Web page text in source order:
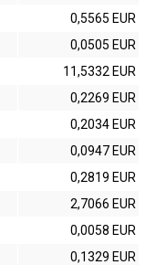
0,5565 EUR
0,0505 EUR
11,5332 EUR
0,2269 EUR
0,2034 EUR
0,0947 EUR
0,2819 EUR
2,7066 EUR
0,0058 EUR
0,1329 EUR